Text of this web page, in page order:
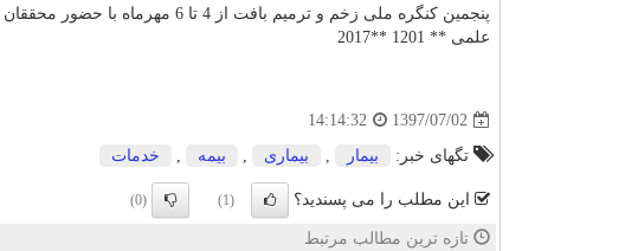
پنجمین كنگره ملی زخم و ترمیم بافت از 4 تا 6 مهرماه با حضور محققان ایرانی و خارجی در سالن همایش های رازی برگزار می شود.
علمی ** 1201 **2017
1397/07/02
14:14:32
تگهای خبر: بیمار , بیماری , بیمه , خدمات
این مطلب را می پسندید؟ (1)
(0)
تازه ترین مطالب مرتبط